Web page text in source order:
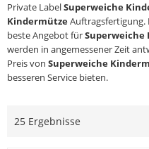
Private LabelSuperweiche
KindermützeAuftragsfertigung.
beste Angebot fürSuperweiche
werden in angemessener Zeit
Preis von Superweiche
besseren Service bieten.
25 Ergebnisse